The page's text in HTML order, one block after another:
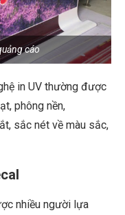
cáo
in UV thường được
phông nền,
sắc nét về màu sắc,
nhiều người lựa